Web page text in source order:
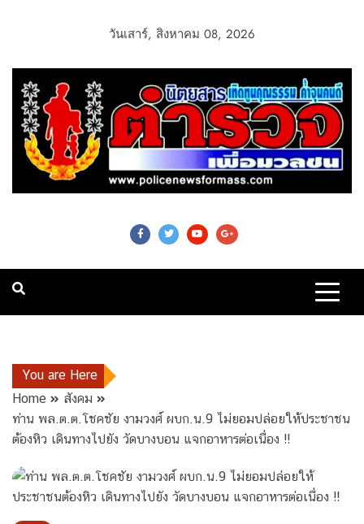
วันเสาร์, สิงหาคม 08, 2026
Police News For
Mass
You are Here
Home
สังคม
ท่าน พล.ต.ต.โชคชัย งามวงศ์ ผบก.น.9 ไม่ยอมปล่อยให้ประชาชน
ต้องหิว เดินทางไปยัง วัดบางบอน แจกอาหารต่อเนื่อง !!